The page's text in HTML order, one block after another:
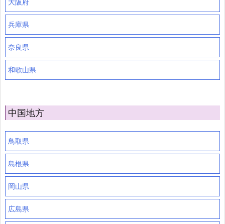
兵庫県
奈良県
和歌山県
中国地方
鳥取県
島根県
岡山県
広島県